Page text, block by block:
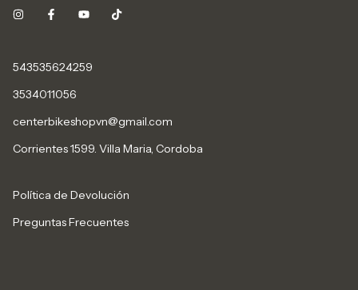
543535624259
3534011056
centerbikeshopvn@gmail.com
Corrientes 1599. Villa Maria, Cordoba
Política de Devolución
Preguntas Frecuentes